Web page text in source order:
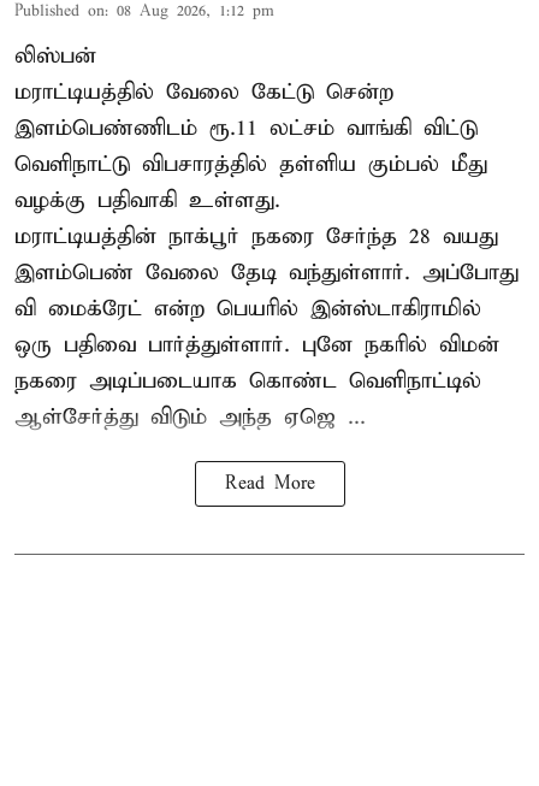
Published on: 08 Aug 2026, 1:12 pm
லிஸ்பன்
மராட்டியத்தில் வேலை கேட்டு சென்ற
இளம்பெண்ணிடம் ரூ.11 லட்சம் வாங்கி விட்டு
வெளிநாட்டு விபசாரத்தில் தள்ளிய கும்பல் மீது
வழக்கு பதிவாகி உள்ளது.
மராட்டியத்தின் நாக்பூர் நகரை சேர்ந்த 28 வயது
இளம்பெண் வேலை தேடி வந்துள்ளார். அப்போது
வி மைக்ரேட் என்ற பெயரில் இன்ஸ்டாகிராமில்
ஒரு பதிவை பார்த்துள்ளார். புனே நகரில் விமன்
நகரை அடிப்படையாக கொண்ட வெளிநாட்டில்
ஆள்சேர்த்து விடும் அந்த ஏஜெ ...
Read More